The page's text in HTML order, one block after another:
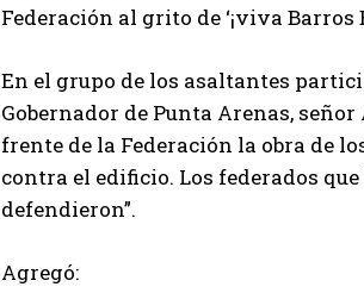
Federación al grito de ‘¡viva Barros
En el grupo de los asaltantes
Gobernador de Punta Arenas,
frente de la Federación la obra de
contra el edificio. Los federados
defendieron”.
Agregó: